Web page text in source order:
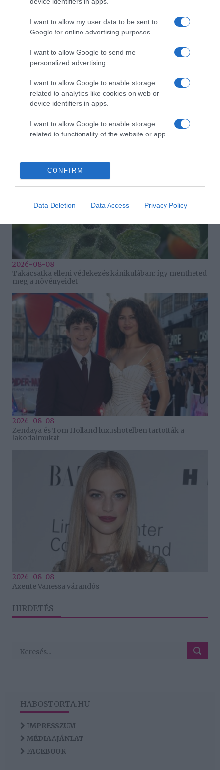
I want to allow my user data to be sent to
Google for online advertising purposes.
I want to allow Google to send me
personalized advertising.
I want to allow Google to enable storage
related to analytics like cookies on web or
device identifiers in apps.
I want to allow Google to enable storage
related to functionality of the website or app.
CONFIRM
Data Deletion Data Access Privacy Policy
Csökkenti a vérnyomást, és védi a szívet
2026-08-08.
Takácsatka elleni védekezés kánikulában: így mentheted
meg a növényeidet
2026-08-08.
Zendaya és Tom Holland luxushotelben tartották a
lakodalmukat
2026-08-08.
Axente Vanessa várandós
HIRDETÉS
HABOSTORTA.HU
IMPRESSZUM
MÉDIAAJÁNLAT
FACEBOOK